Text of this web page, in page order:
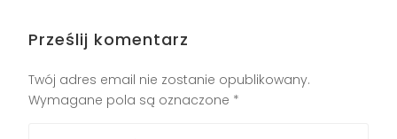
Prześlij komentarz
Twój adres email nie zostanie opublikowany.
Wymagane pola są oznaczone *